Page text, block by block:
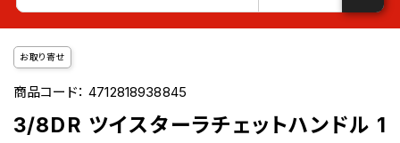
お取り寄せ
商品コード：4712818938845
3/8DR ツイスターラチェットハンドル 1